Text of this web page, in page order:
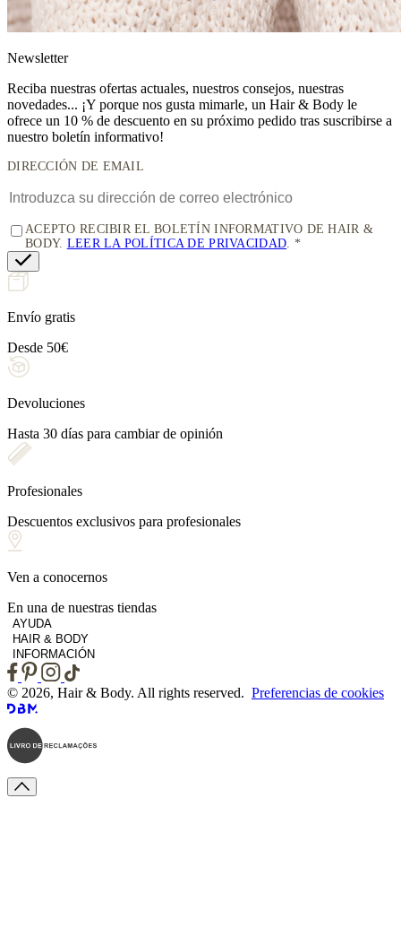
Newsletter
Reciba nuestras ofertas actuales, nuestros consejos, nuestras
novedades... ¡Y porque nos gusta mimarle, un Hair & Body le
ofrece un 10 % de descuento en su próximo pedido tras suscribirse a
nuestro boletín informativo!
DIRECCIÓN DE EMAIL
ACEPTO RECIBIR EL BOLETÍN INFORMATIVO DE HAIR &
BODY. LEER LA POLÍTICA DE PRIVACIDAD.
Envío gratis
Desde 50€
Devoluciones
Hasta 30 días para cambiar de opinión
Profesionales
Descuentos exclusivos para profesionales
Ven a conocernos
En una de nuestras tiendas
AYUDA
HAIR & BODY
INFORMACIÓN
© 2026, Hair & Body. All rights reserved. Preferencias de cookies